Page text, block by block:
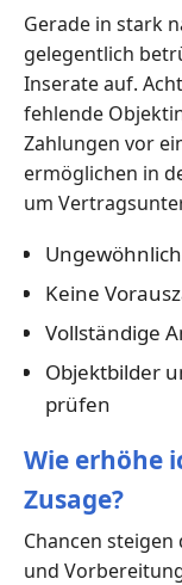
Gerade in stark
gelegentlich
Inserate auf.
fehlende
Zahlungen vor
ermöglichen in
um
Keine
Vollständige
Objektbilder
prüfen
Wie erhöhe
Zusage?
Chancen
und